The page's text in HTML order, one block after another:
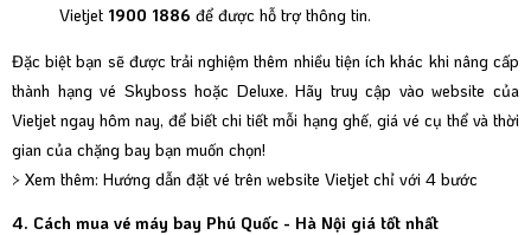
Vietjet 1900 1886 để được hỗ trợ thông tin.
Đặc biệt bạn sẽ được trải nghiệm thêm nhiều tiện ích khác khi nâng cấp
thành hạng vé Skyboss hoặc Deluxe. Hãy truy cập vào website của
Vietjet ngay hôm nay, để biết chi tiết mỗi hạng ghế, giá vé cụ thể và thời
gian của chặng bay bạn muốn chọn!
> Xem thêm: Hướng dẫn đặt vé trên website Vietjet chỉ với 4 bước
4. Cách mua vé máy bay Phú Quốc - Hà Nội giá tốt nhất